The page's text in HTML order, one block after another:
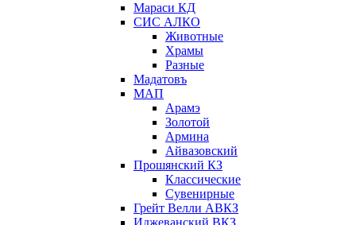
Мараси КД
СИС АЛКО
Животные
Храмы
Разные
Мадатовъ
МАП
Арамэ
Золотой
Армина
Айвазовский
Прошянский КЗ
Классические
Сувенирные
Грейт Велли АВКЗ
Иджеванский ВКЗ